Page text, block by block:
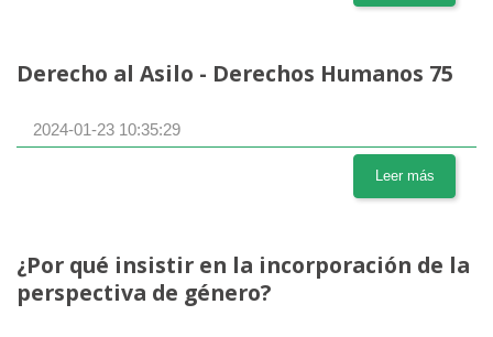
Derecho al Asilo - Derechos Humanos 75
2024-01-23 10:35:29
Leer más
¿Por qué insistir en la incorporación de la
perspectiva de género?